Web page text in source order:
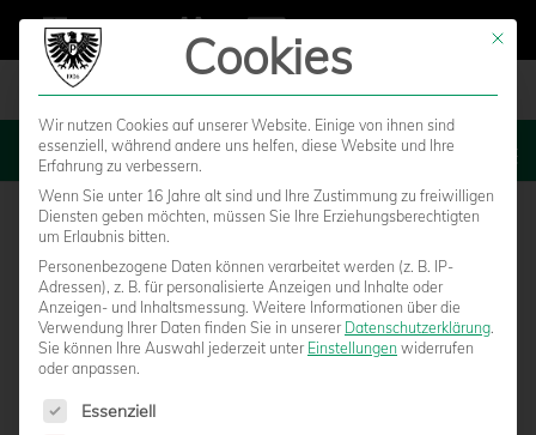
MENU
Mit
Cookies
Wir nutzen Cookies auf unserer Website. Einige von ihnen sind
essenziell, während andere uns helfen, diese Website und Ihre
Erfahrung zu verbessern.
Wenn Sie unter 16 Jahre alt sind und Ihre Zustimmung zu freiwilligen
Diensten geben möchten, müssen Sie Ihre Erziehungsberechtigten
um Erlaubnis bitten.
Personenbezogene Daten können verarbeitet werden (z. B. IP-
Adressen), z. B. für personalisierte Anzeigen und Inhalte oder
Anzeigen- und Inhaltsmessung. Weitere Informationen über die
Verwendung Ihrer Daten finden Sie in unserer Datenschutzerklärung.
Sie können Ihre Auswahl jederzeit unter Einstellungen widerrufen
oder anpassen.
Es folgt eine Liste der Service-Gruppen, für die eine
Essenziell